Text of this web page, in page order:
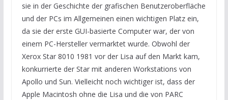
sie in der Geschichte der grafischen Benutzeroberfläche
und der PCs im Allgemeinen einen wichtigen Platz ein,
da sie der erste GUI-basierte Computer war, der von
einem PC-Hersteller vermarktet wurde. Obwohl der
Xerox Star 8010 1981 vor der Lisa auf den Markt kam,
konkurrierte der Star mit anderen Workstations von
Apollo und Sun. Vielleicht noch wichtiger ist, dass der
Apple Macintosh ohne die Lisa und die von PARC